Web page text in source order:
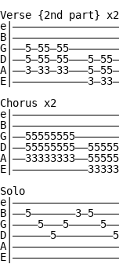
Verse {2nd part} x2
Chorus x2
Solo